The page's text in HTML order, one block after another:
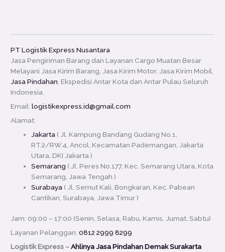
PT Logistik Express Nusantara
Jasa Pengiriman Barang dan Layanan Cargo Muatan Besar
Melayani Jasa Kirim Barang, Jasa Kirim Motor, Jasa Kirim Mobil,
Jasa Pindahan, Ekspedisi Antar Kota dan Antar Pulau Seluruh
Indonesia.
Email:logistikexpress.id@gmail.com
Alamat:
Jakarta ( Jl. Kampung Bandang Gudang No.1,
RT.2/RW.4, Ancol, Kecamatan Pademangan, Jakarta
Utara, DKI Jakarta )
Semarang ( Jl. Peres No.177, Kec. Semarang Utara, Kota
Semarang, Jawa Tengah )
Surabaya ( Jl. Semut Kali, Bongkaran, Kec. Pabean
Cantikan, Surabaya, Jawa Timur )
Jam: 09:00 – 17:00 (Senin, Selasa, Rabu, Kamis, Jumat, Sabtu)
Layanan Pelanggan:0812 2999 8299
Logistik Express –Ahlinya Jasa Pindahan Demak Surakarta